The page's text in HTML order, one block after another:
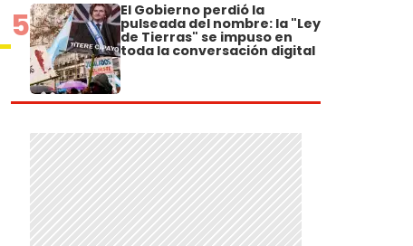
5 El Gobierno perdió la
pulseada del nombre: la "Ley
de Tierras" se impuso en
toda la conversación digital